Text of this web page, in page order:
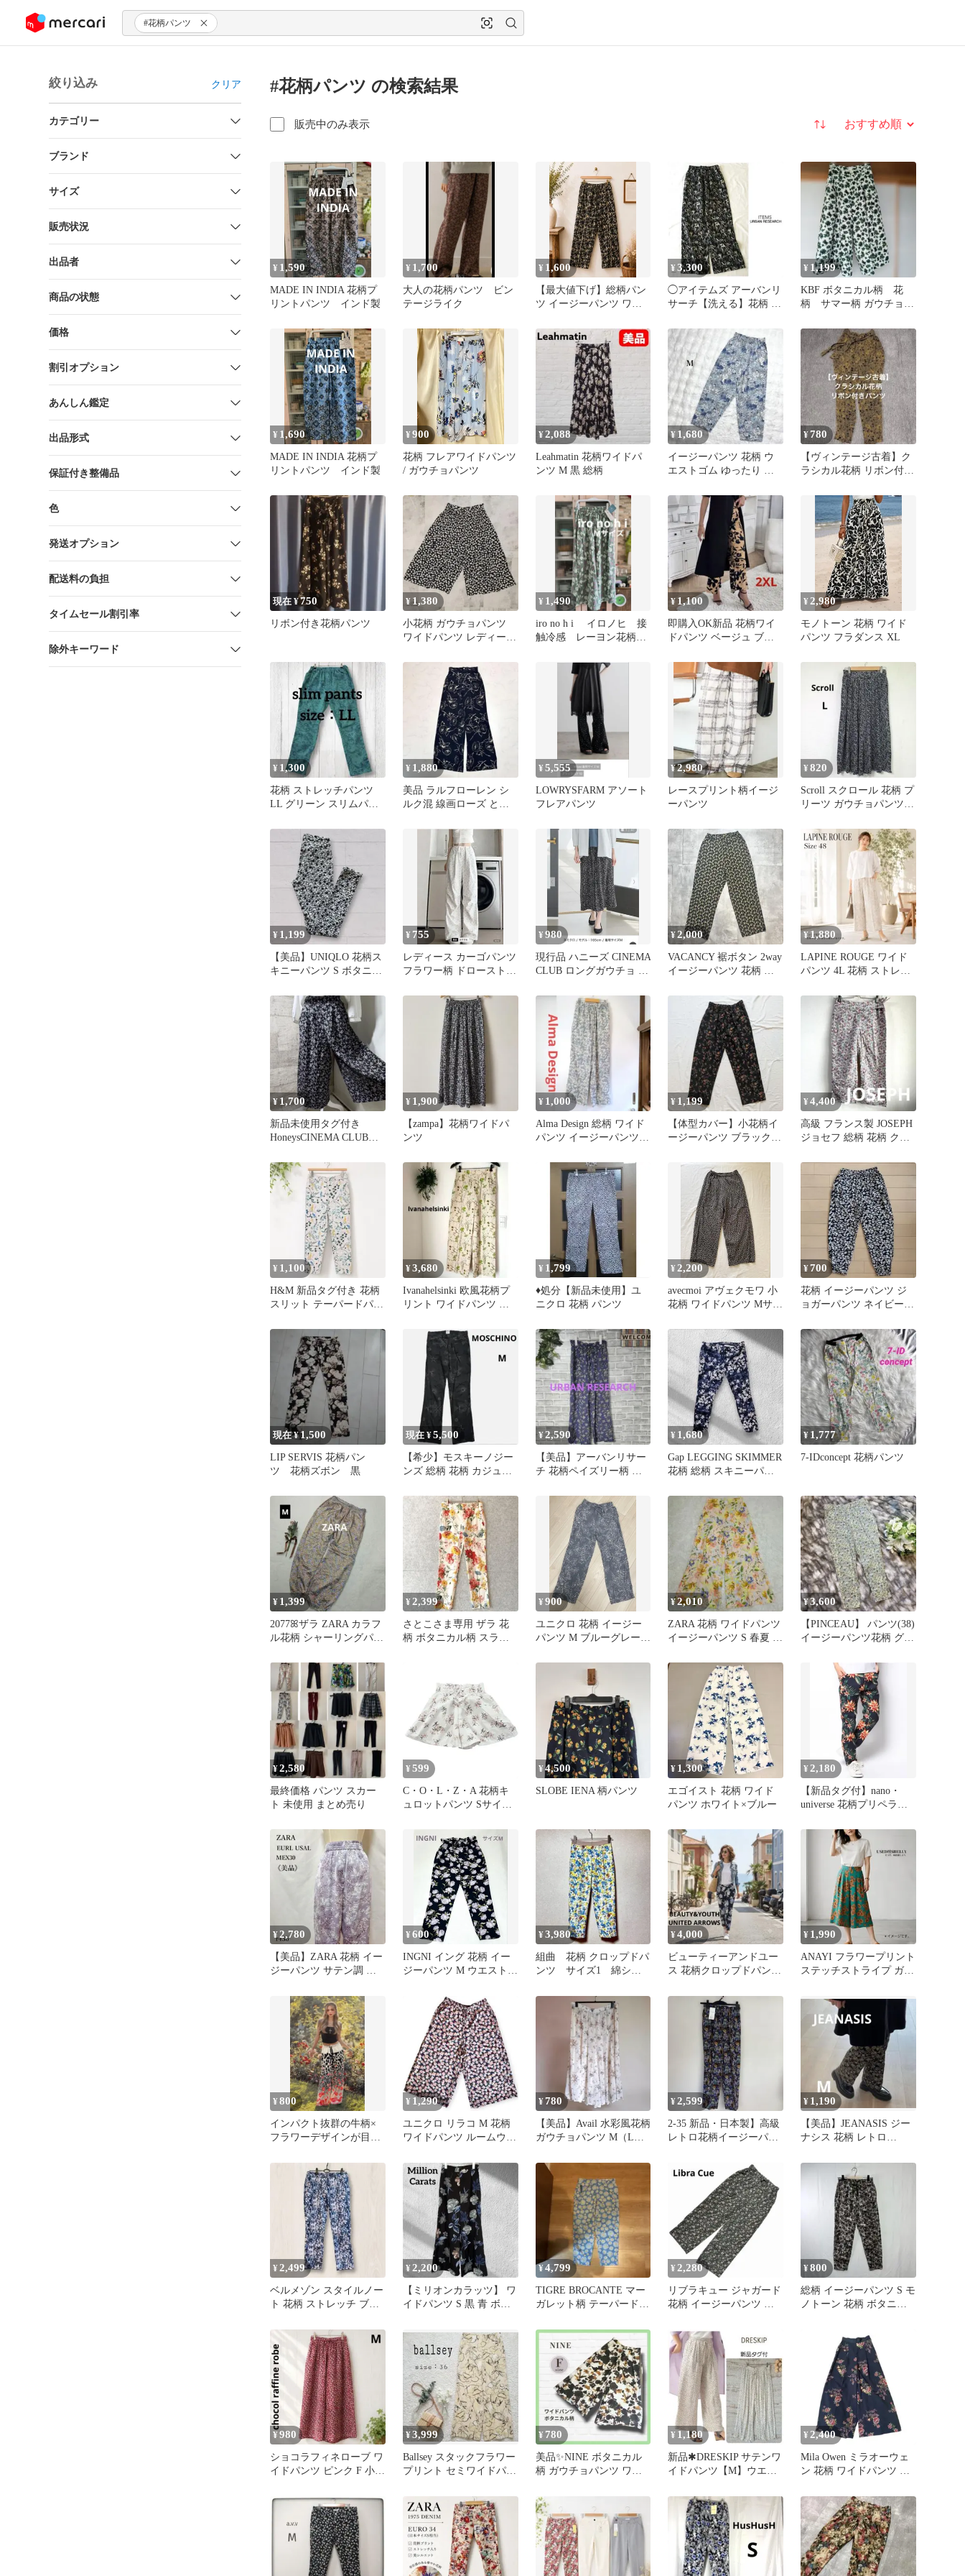
ツにスキップ #花柄パンツ
絞り込み クリア
カテゴリー
ブランド
サイズ
販売状況
出品者
商品の状態
価格
割引オプション
あんしん鑑定
出品形式
保証付き整備品
色
発送オプション
配送料の負担
タイムセール割引率
除外キーワード
#花柄パンツ の検索結果
販売中のみ表示 並び替え
¥ 1,590
MADE IN INDIA 花柄プ
リントパンツ インド製
¥ 1,700
大人の花柄パンツ ビン
テージライク
¥ 1,600
【最大値下げ】総柄パン
ツ イージーパンツ ワイ
トゴム
¥3,300
◯アイテムズ アーバンリ
サーチ【洗える】花柄 イ
F
¥ 1,199
KBF ボタニカル柄 花
柄 サマー柄 ガウチョパ
¥ 1,690
MADE IN INDIA 花柄プ
リントパンツ インド製
¥900
花柄 フレアワイドパンツ
/ ガウチョパンツ
¥2,088
Leahmatin 花柄ワイドパ
ンツ M 黒 総柄
¥ 1,680
イージーパンツ 花柄 ウ
エストゴム ゆったり き
ちん M
¥780
【ヴィンテージ古着】ク
ラシカル花柄 リボン付
現在 ¥750
リボン付き花柄パンツ
¥1,380
小花柄 ガウチョパンツ
ワイドパンツ レディース
¥ 1,490
iro no h i イロノヒ 接
触冷感 レーヨン花柄ガ
¥ 1,100
即購入OK新品 花柄ワイ
ドパンツ ベージュ ブラ
¥ 2,980
モノトーン 花柄 ワイド
パンツ フラダンス XL
¥ 1,300
花柄 ストレッチパンツ
LL グリーン スリムパン
¥ 1,880
美品 ラルフローレン シ
ルク混 線画ローズ とろ
¥5,555
LOWRYSFARM アソート
フレアパンツ
¥2,980
レースプリント柄イージ
ーパンツ
¥820
Scroll スクロール 花柄 プ
リーツ ガウチョパンツ L
¥ 1,199
【美品】UNIQLO 花柄ス
キニーパンツ S ボタニカ
¥ 755
レディース カーゴパンツ
フラワー柄 ドローストリ
¥980
現行品 ハニーズ CINEMA
CLUB ロングガウチョ L
¥2,000
VACANCY 裾ボタン 2way
イージーパンツ 花柄 レ
¥1,880
LAPINE ROUGE ワイド
パンツ 4L 花柄 ストレッ
¥ 1,700
新品未使用タグ付き
HoneysCINEMA CLUBワ
系
¥ 1,900
【zampa】花柄ワイドパ
ンツ
¥ 1,000
Alma Design 総柄 ワイド
パンツ イージーパンツ
¥ 1,199
【体型カバー】小花柄イ
ージーパンツ ブラック
クス ML
¥4,400
高級 フランス製 JOSEPH
ジョセフ 総柄 花柄 クロ
¥ 1,100
H&M 新品タグ付き 花柄
スリット テーパードパン
¥3,680
Ivanahelsinki 欧風花柄プ
リント ワイドパンツ リ
¥ 1,799
♦処分【新品未使用】ユ
ニクロ 花柄 パンツ
¥ 2,200
avecmoi アヴェクモワ 小
花柄 ワイドパンツ Mサイ
¥700
花柄 イージーパンツ ジ
ョガーパンツ ネイビー
現在 ¥1,500
LIP SERVIS 花柄パン
ツ 花柄ズボン 黒
現在 ¥5,500
【希少】モスキーノジー
ンズ 総柄 花柄 カジュア
¥2,590
【美品】アーバンリサー
チ 花柄ペイズリー柄 イ
紐付き
¥ 1,680
Gap LEGGING SKIMMER
花柄 総柄 スキニーパン
¥ 1,777
7-IDconcept 花柄パンツ
¥ 1,399
2077ꕤザラ ZARA カラフ
ル花柄 シャーリングパン
¥2,399
さとこさま専用 ザラ 花
柄 ボタニカル柄 スラッ
¥900
ユニクロ 花柄 イージー
パンツ M ブルーグレー
ゴム
¥2,010
ZARA 花柄 ワイドパンツ
イージーパンツ S 春夏 総
¥3,600
【PINCEAU】 パンツ(38)
イージーパンツ花柄 グリ
¥2,580
最終価格 パンツ スカー
ト 未使用 まとめ売り
¥ 599
C・O・L・Z・A 花柄キ
ュロットパンツ Sサイズ
¥4,500
SLOBE IENA 柄パンツ
¥ 1,300
エゴイスト 花柄 ワイド
パンツ ホワイト×ブルー
¥ 2,180
【新品タグ付】nano・
universe 花柄プリペラパ
¥2,780
【美品】ZARA 花柄 イー
ジーパンツ サテン調 ラ
¥600
INGNI イング 花柄 イー
ジーパンツ M ウエストゴ
¥3,980
組曲 花柄 クロップドパ
ンツ サイズ1 綿シル
ムス
¥4,000
ビューティーアンドユー
ス 花柄クロップドパンツ
¥ 1,990
ANAYI フラワープリント
ステッチストライプ ガウ
¥800
インパクト抜群の牛柄×
フラワーデザインが目を
¥ 1,290
ユニクロ リラコ M 花柄
ワイドパンツ ルームウェ
¥780
【美品】Avail 水彩風花柄
ガウチョパンツ M（L相
¥2,599
2-35 新品・日本製】高級
レトロ花柄イージーパン
¥ 1,190
【美品】JEANASIS ジー
ナシス 花柄 レトロ
¥2,499
ベルメゾン スタイルノー
ト 花柄 ストレッチ ブル
¥2,200
【ミリオンカラッツ】 ワ
イドパンツ S 黒 青 ボタ
¥4,799
TIGRE BROCANTE マー
ガレット柄 テーパードパ
¥ 2,280
リブラキュー ジャガード
花柄 イージーパンツ カ
¥800
総柄 イージーパンツ S モ
ノトーン 花柄 ボタニカ
¥980
ショコラフィネローブ ワ
イドパンツ ピンク F 小花
¥3,999
Ballsey スタックフラワー
プリント セミワイドパン
¥ 780
美品✨NINE ボタニカル
柄 ガウチョパンツ ワイ
¥ 1,180
新品✱DRESKIP サテンワ
イドパンツ【M】ウエス
¥ 2,400
Mila Owen ミラオーウェ
ン 花柄 ワイドパンツ ガ